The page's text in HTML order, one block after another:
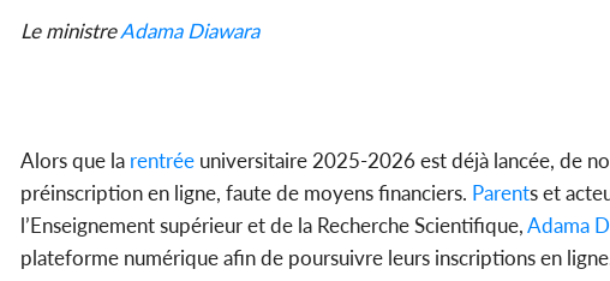
Le ministreAdama Diawara
Alors que la rentrée universitaire 2025-2026 est déjà lancée, de
préinscription en ligne, faute de moyens financiers. Parents et
l’Enseignement supérieur et de la Recherche Scientifique,Adama
plateforme numérique afin de poursuivre leurs inscriptions en